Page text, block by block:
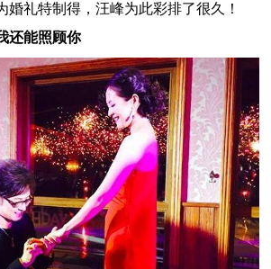
婚礼特制得，汪峰为此彩排了很久！
还能照顾你